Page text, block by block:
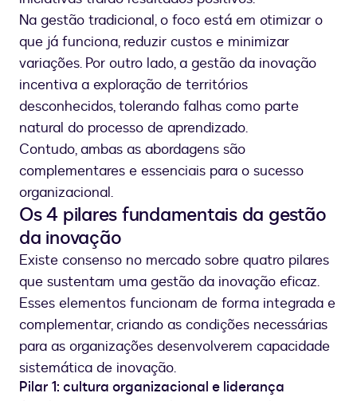
Na gestão tradicional, o foco está em otimizar o
que já funciona, reduzir custos e minimizar
variações. Por outro lado, a gestão da inovação
incentiva a exploração de territórios
desconhecidos, tolerando falhas como parte
natural do processo de aprendizado.
Contudo, ambas as abordagens são
complementares e essenciais para o sucesso
organizacional.
Os 4 pilares fundamentais da gestão
da inovação
Existe consenso no mercado sobre quatro pilares
que sustentam uma gestão da inovação eficaz.
Esses elementos funcionam de forma integrada e
complementar, criando as condições necessárias
para as organizações desenvolverem capacidade
sistemática de inovação.
Pilar 1: cultura organizacional e liderança